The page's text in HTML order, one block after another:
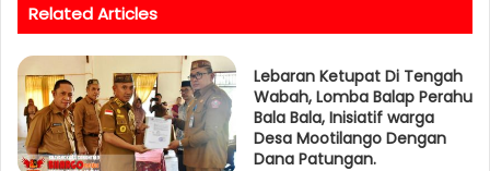
Related Articles
Lebaran Ketupat Di Tengah
Wabah, Lomba Balap Perahu
Bala Bala, Inisiatif warga
Desa Mootilango Dengan
Dana Patungan.